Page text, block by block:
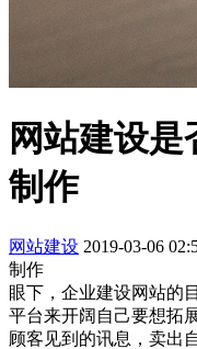
网站建设
制作
网站建设 2019-03-06
制作
眼下，企业建设网站的
平台来开阔自己要想拓
顾客见到的讯息，卖出